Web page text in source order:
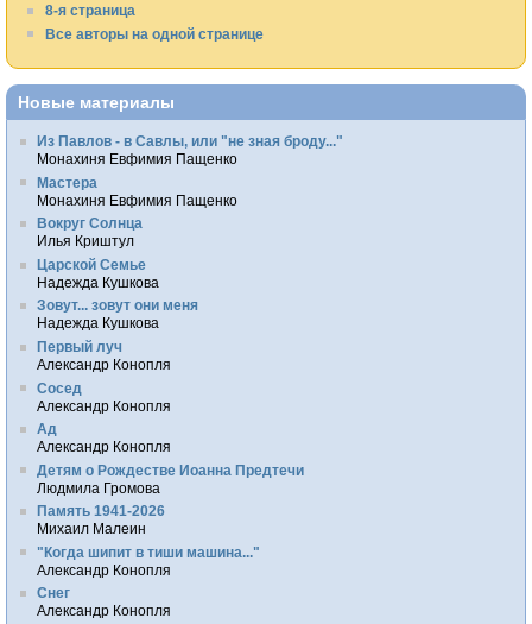
8-я страница
Все авторы на одной странице
Новые материалы
Из Павлов - в Савлы, или "не зная броду..."
Монахиня Евфимия Пащенко
Мастера
Монахиня Евфимия Пащенко
Вокруг Солнца
Илья Криштул
Царской Семье
Надежда Кушкова
Зовут... зовут они меня
Надежда Кушкова
Первый луч
Александр Конопля
Сосед
Александр Конопля
Ад
Александр Конопля
Детям о Рождестве Иоанна Предтечи
Людмила Громова
Память 1941-2026
Михаил Малеин
"Когда шипит в тиши машина..."
Александр Конопля
Снег
Александр Конопля